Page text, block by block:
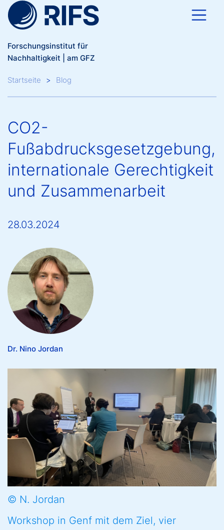
Direkt zum Inhalt
Forschungsinstitut für
Nachhaltigkeit | am GFZ
Breadcrumb
Startseite Blog
CO2-
Fußabdrucksgesetzgebung,
internationale Gerechtigkeit
und Zusammenarbeit
28.03.2024
Dr. Nino Jordan
© N. Jordan
Workshop in Genf mit dem Ziel, vier